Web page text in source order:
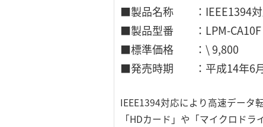
■製品名称 ：IEEE1394対
■製品型番 ：LPM-CA10F
■標準価格 ：\ 9,800
■発売時期 ：平成14年6月
IEEE1394対応により高速データ
「HDカード」や「マイクロド